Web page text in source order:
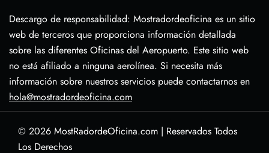
Descargo de responsabilidad: Mostradordeoficina es un sitio
web de terceros que proporciona información detallada
sobre las diferentes Oficinas del Aeropuerto. Este sitio web
no está afiliado a ninguna aerolínea. Si necesita más
información sobre nuestros servicios puede contactarnos en
hola@mostradordeoficina.com
© 2026 MostRadordeOficina.com | Reservados Todos
Los Derechos